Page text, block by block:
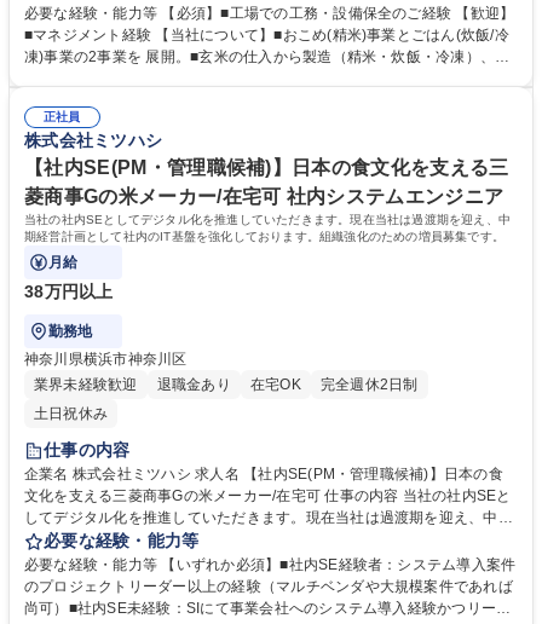
入の提案も行っていただくことを期待します。 【このポジションの目標】
■保全計画の策定・突発的なトラブル件数削減 ■エネルギー管理（水・光
熱費の削減） など 【働き方について】夜間にメンテナンスなどを行うこ
度） 募集職種 【港北/設備管理、機械メンテナンス】三菱商事Gの米メー
カー/残業20～30h
必要な経験・能力等 【必須】■工場での工務・設備保全のご経験 【歓迎】
■マネジメント経験 【当社について】■おこめ(精米)事業とごはん(炊飯/冷
凍)事業の2事業を 展開。■玄米の仕入から製造（精米・炊飯・冷凍）、品
頂いています。 ■炊いたご飯を毎日2000店舗程に納品しており、取引先は
大手スーパー/ 百貨店/学校給食/病院等多岐に渡ります。生産量は一日70ト
ン程と日本一 多い生産量となっています。 学歴・資格 学歴：大学院 大学
高専 短大 専修学校 高校 語学力： 資格：
正社員
株式会社ミツハシ
【社内SE(PM・管理職候補)】日本の食文化を支える三
菱商事Gの米メーカー/在宅可 社内システムエンジニア
当社の社内SEとしてデジタル化を推進していただきます。現在当社は過渡期を迎え、中
期経営計画として社内のIT基盤を強化しております。組織強化のための増員募集です。
月給
38万円以上
勤務地
神奈川県横浜市神奈川区
業界未経験歓迎
退職金あり 在宅OK
完全週休2日制
土日祝休み
仕事の内容
企業名 株式会社ミツハシ 求人名 【社内SE(PM・管理職候補)】日本の食
文化を支える三菱商事Gの米メーカー/在宅可 仕事の内容 当社の社内SEと
してデジタル化を推進していただきます。現在当社は過渡期を迎え、中期
経営計画として社内のIT基盤を強化しております。組織強化のための増員
募集です。 【業務詳細】■新規システム導入におけるプロジェクトマネジ
メント、生成AIをはじめとする新技術の社内活用検討と推進、内製開発部
分のサポートおよび業務改善、（経験に応じてメンバーの管理） 【取り組
必要な経験・能力等
必要な経験・能力等 【いずれか必須】■社内SE経験者：システム導入案件
のプロジェクトリーダー以上の経験（マルチベンダや大規模案件であれば
尚可）■社内SE未経験：SIにて事業会社へのシステム導入経験かつリーダ